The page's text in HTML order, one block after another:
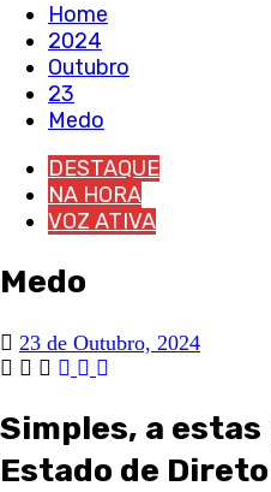
Home
2024
Outubro
23
Medo
DESTAQUE
NA HORA
VOZ ATIVA
Medo
23 de Outubro, 2024
Simples, a estas
Estado de